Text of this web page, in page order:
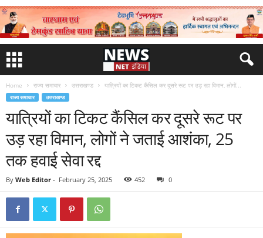
Home राज्य समाचार उत्तराखण्ड यात्रियों का टिकट कैंसिल कर दूसरे रूट पर उड़ रहा विमान, लोगों...
राज्य समाचार उत्तराखण्ड
यात्रियों का टिकट कैंसिल कर दूसरे रूट पर
उड़ रहा विमान, लोगों ने जताई आशंका, 25
तक हवाई सेवा रद्द
By Web Editor - February 25, 2025 452 0